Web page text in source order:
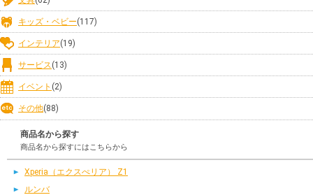
キッズ・ベビー(117)
インテリア(19)
サービス(13)
イベント (2)
その他(88)
商品名から探す
商品名から探すにはこちらから
Xperia（エクスぺリア） Z1
ルンバ